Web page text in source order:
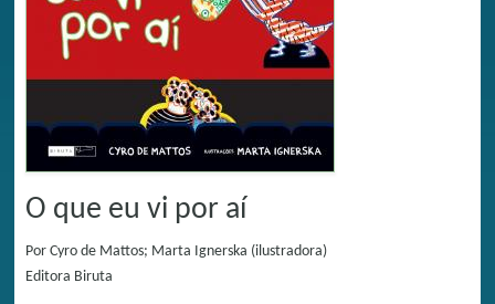
O que eu vi por aí
Por Cyro de Mattos; Marta Ignerska (ilustradora)
Editora Biruta